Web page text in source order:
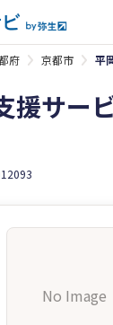
府 京都市 平
援サー
No Image